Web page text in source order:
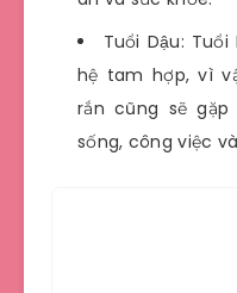
Tuổi Dậu:
hệ tam hợp, vì
rắn cũng sẽ
sống, công việc